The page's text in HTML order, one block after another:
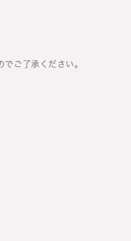
ご了承ください。